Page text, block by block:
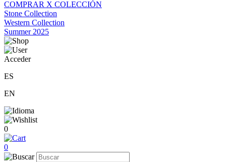
COMPRAR X COLECCIÓN
Stone Collection
Western Collection
Summer 2025
Acceder
ES
EN
0
0